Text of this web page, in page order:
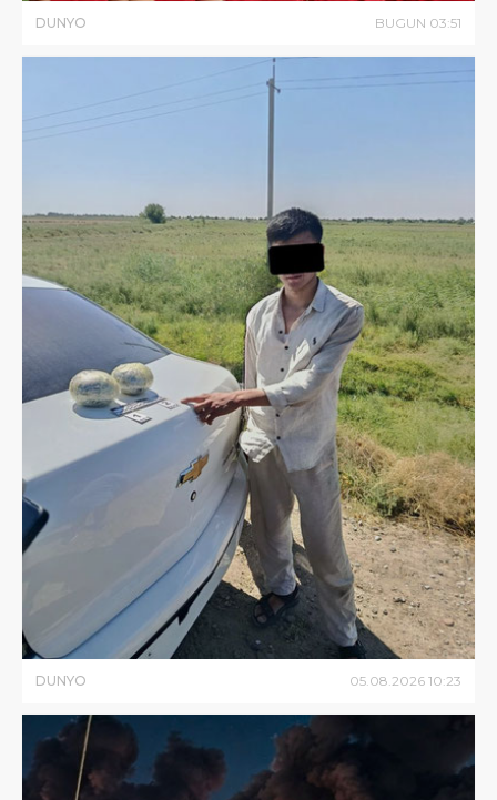
DUNYO BUGUN 03:51
DUNYO 05.08.2026 10:23